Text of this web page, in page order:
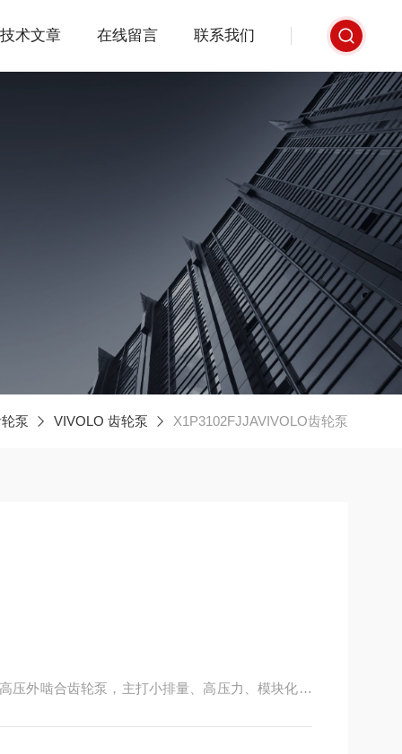
技术文章 在线留言 联系我们
泵 VIVOLO 齿轮泵 X1P3102FJJAVIVOLO齿轮泵
压外啮合齿轮泵，主打小排量、高压力、模块化、